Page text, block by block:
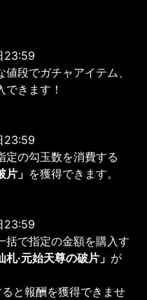
23:59
段でガチャアイテム、
きます！
23:59
定の勾玉数を消費する
片」 を獲得できます。
23:59
括で指定の金額を購入す
札·元始天尊の破片 」 が
と報酬を獲得できませ